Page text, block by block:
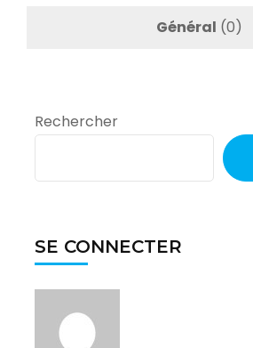
Général (0)
Rechercher
SE CONNECTER